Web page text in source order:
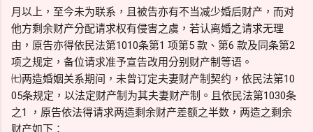
月以上，至今未为联系，且被告亦有不当减少婚后财产，而对
他方剩余财产分配请求权有侵害之虞，若认离婚之请求无理
由，原告亦得依民法第1010条第1 项第5 款、第6 款及同条第2
项之规定，备位请求准予宣告改用分别财产制等语。
㈦两造婚姻关系期间，未曾订定夫妻财产制契约，依民法第10
05条规定，以法定财产制为其夫妻财产制。且依民法第1030条
之1 ，原告依法得请求两造剩余财产差额之半数，两造之剩余
财产如下：